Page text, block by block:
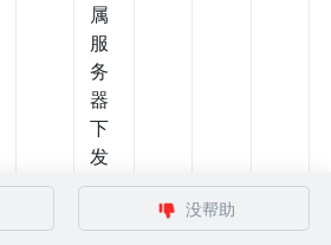
属
服
务
器
下
发
工
没帮助